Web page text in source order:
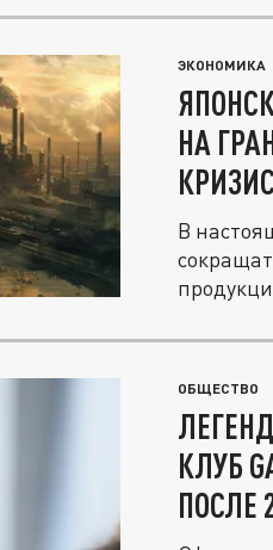
ЭКОНОМИКА
НА
В
ОБЩЕСТВО
КЛУБ
ПОСЛЕ